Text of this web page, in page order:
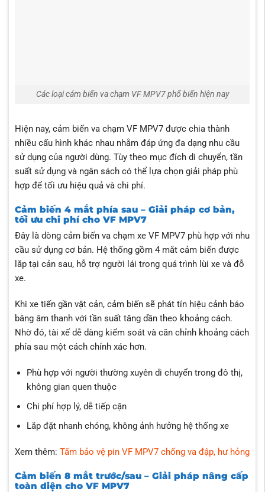
Các loại cảm biến va chạm VF MPV7 phổ biến hiện nay
Hiện nay, cảm biến va chạm VF MPV7 được chia thành
nhiều cấu hình khác nhau nhằm đáp ứng đa dạng nhu cầu
sử dụng của người dùng. Tùy theo mục đích di chuyển, tần
suất sử dụng và ngân sách có thể lựa chọn giải pháp phù
hợp để tối ưu hiệu quả và chi phí.
Cảm biến 4 mắt phía sau – Giải pháp cơ bản,
tối ưu chi phí cho VF MPV7
Đây là dòng cảm biến va chạm xe VF MPV7 phù hợp với nhu
cầu sử dụng cơ bản. Hệ thống gồm 4 mắt cảm biến được
lắp tại cản sau, hỗ trợ người lái trong quá trình lùi xe và đỗ
xe.
Khi xe tiến gần vật cản, cảm biến sẽ phát tín hiệu cảnh báo
bằng âm thanh với tần suất tăng dần theo khoảng cách.
Nhờ đó, tài xế dễ dàng kiểm soát và căn chỉnh khoảng cách
phía sau một cách chính xác hơn.
Phù hợp với người thường xuyên di chuyển trong đô thị,
không gian quen thuộc
Chi phí hợp lý, dễ tiếp cận
Lắp đặt nhanh chóng, không ảnh hưởng hệ thống xe
Xem thêm: Tấm bảo vệ pin VF MPV7 chống va đập, hư hỏng
Cảm biến 8 mắt trước/sau – Giải pháp nâng cấp
toàn diện cho VF MPV7